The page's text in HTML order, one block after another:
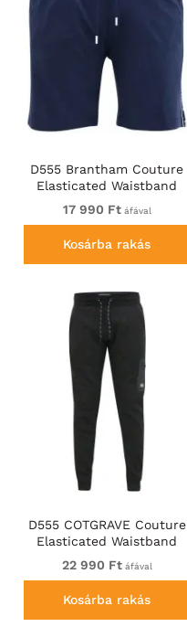
D555 Brantham Couture
Elasticated Waistband
Shorts Navy
17 990 Ftáfával
Kosárba rakás
D555 COTGRAVE Couture
Elasticated Waistband
Jogger With Woven Fabric
Trim Black
22 990 Ftáfával
Kosárba rakás